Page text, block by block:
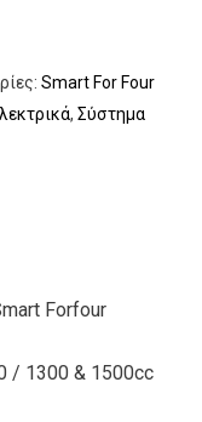
Smart For Four
, Σύστημα
Forfour
/ 1300 & 1500cc